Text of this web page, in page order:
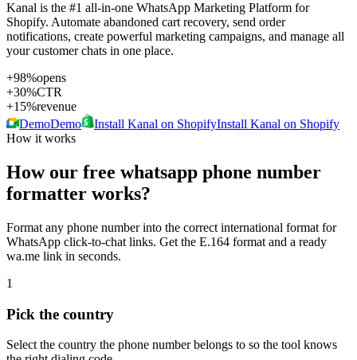
Kanal is the #1 all-in-one WhatsApp Marketing Platform for
Shopify. Automate abandoned cart recovery, send order
notifications, create powerful marketing campaigns, and manage all
your customer chats in one place.
+98%opens
+30%CTR
+15%revenue
DemoDemo Install Kanal on ShopifyInstall Kanal on Shopify
How it works
How our free whatsapp phone number
formatter works?
Format any phone number into the correct international format for
WhatsApp click-to-chat links. Get the E.164 format and a ready
wa.me link in seconds.
1
Pick the country
Select the country the phone number belongs to so the tool knows